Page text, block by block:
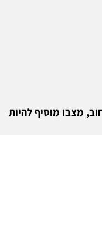
מצבו מוסיף להיות